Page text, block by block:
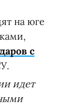
на юге
с
идет